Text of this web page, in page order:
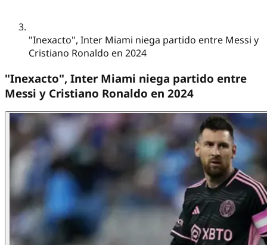
"Inexacto", Inter Miami niega partido entre Messi y
Cristiano Ronaldo en 2024
"Inexacto", Inter Miami niega partido entre
Messi y Cristiano Ronaldo en 2024